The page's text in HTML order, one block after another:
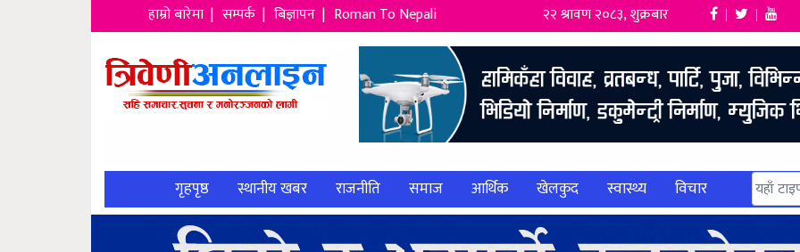
हाम्रो बारेमा | सम्पर्क | बिज्ञापन | Roman To Nepali २२ श्रावण २०८३, शुक्रबार | |
गृहपृष्ठ स्थानीय खबर राजनीति समाज आर्थिक खेलकुद स्वास्थ्य विचार